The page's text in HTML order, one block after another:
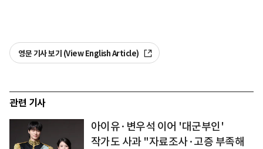
영문 기사 보기 (View English Article)
관련 기사
아이유·변우석 이어 '대군부인'
작가도 사과 "자료조사·고증 부족해